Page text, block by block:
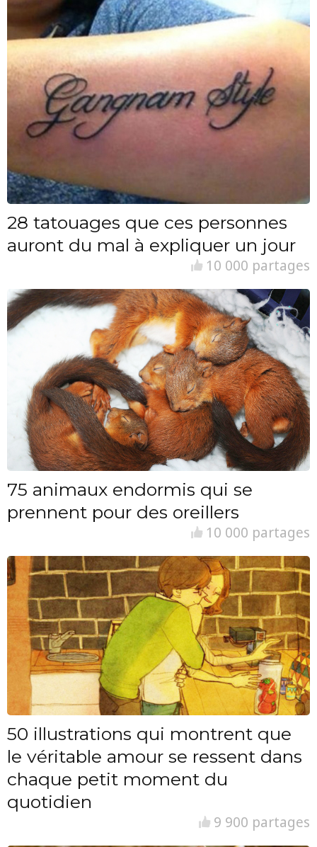
28 tatouages que ces personnes
auront du mal à expliquer un jour
10 000 partages
75 animaux endormis qui se
prennent pour des oreillers
10 000 partages
50 illustrations qui montrent que
le véritable amour se ressent dans
chaque petit moment du
quotidien
9 900 partages